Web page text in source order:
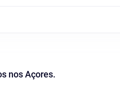
nos Açores.